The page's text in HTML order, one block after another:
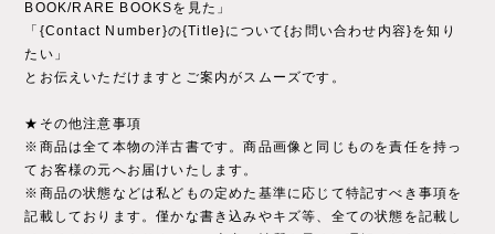
BOOK/RARE BOOKSを見た」
「{Contact Number}の{Title}について{お問い合わせ内容}を知り
たい」
とお伝えいただけますとご案内がスムーズです。
★その他注意事項
※商品は全て本物の洋古書です。商品画像と同じものを責任を持っ
てお客様の元へお届けいたします。
※商品の状態などは私どもの定めた基準に応じて特記すべき事項を
記載しております。僅かな書き込みやキズ等、全ての状態を記載し